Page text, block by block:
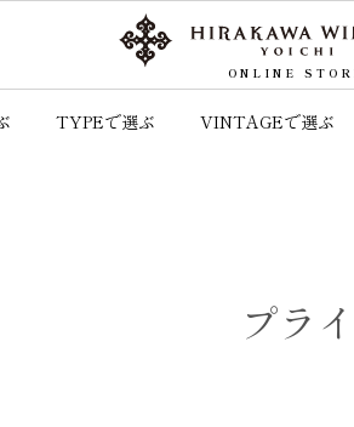
ONLINE
TYPEで選ぶ VINTAGEで選ぶ
プラ